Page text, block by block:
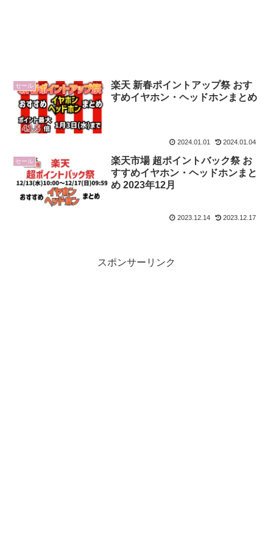
セール
楽天 新春ポイントアップ祭 おす
すめイヤホン・ヘッドホンまとめ
2024.01.01 2024.01.04
セール
楽天市場 超ポイントバック祭 お
すすめイヤホン・ヘッドホンまと
め 2023年12月
2023.12.14 2023.12.17
スポンサーリンク